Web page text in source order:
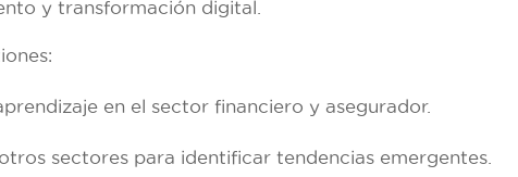
y transformación digital.
en el sector financiero y asegurador.
sectores para identificar tendencias emergentes.